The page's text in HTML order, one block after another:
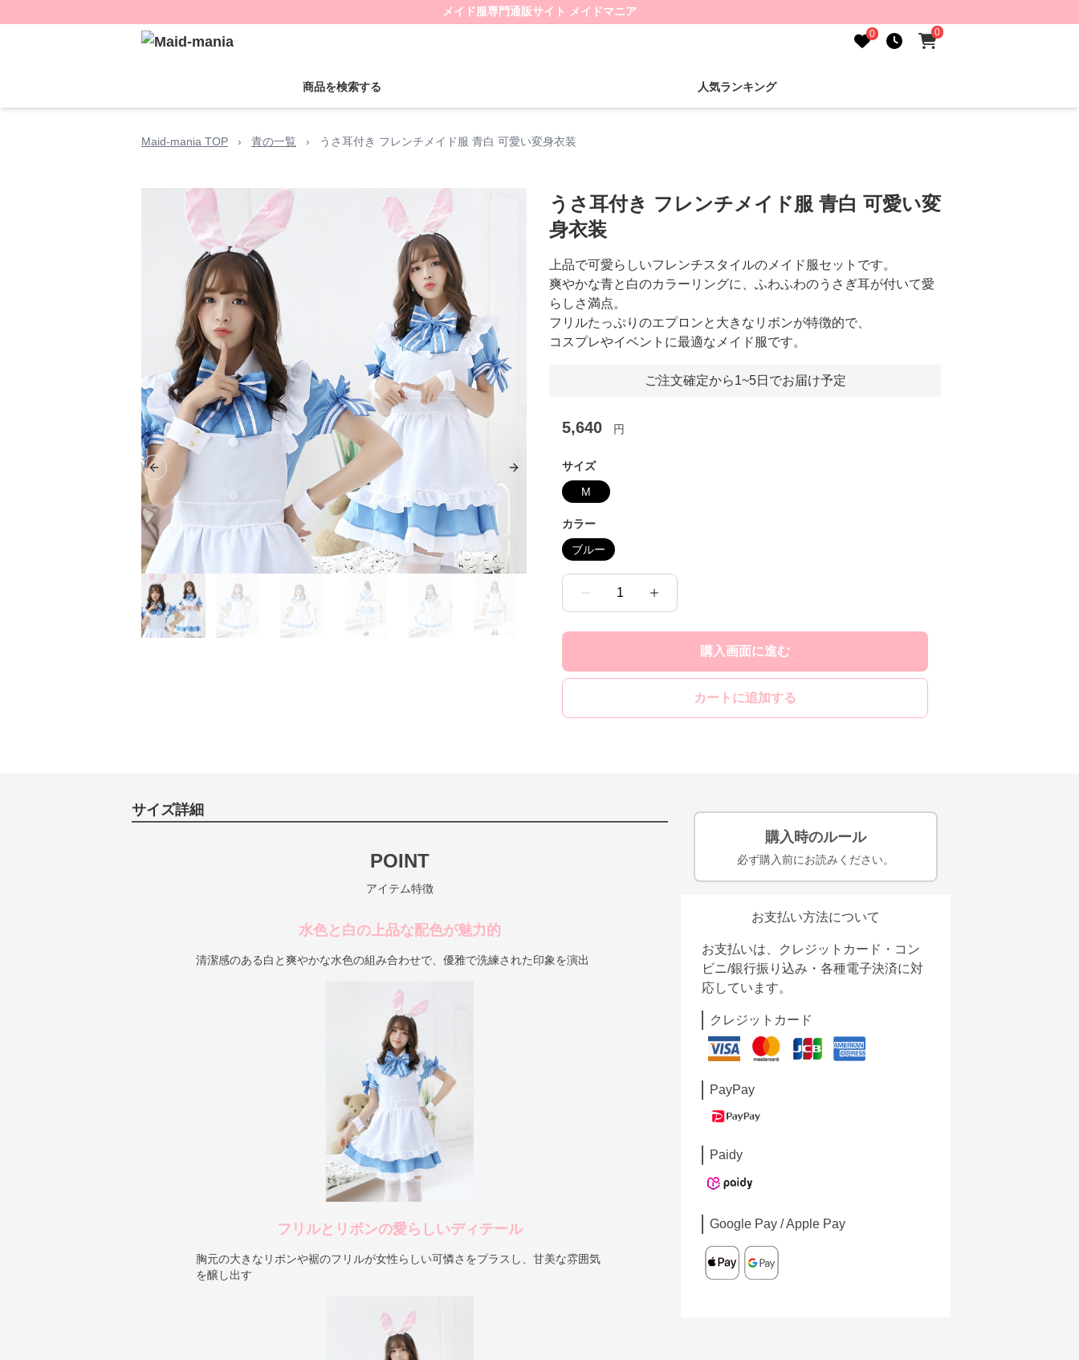
メイド服専門通販サイト メイドマニア
0 0
商品を検索する 人気ランキング
Maid-mania TOP › 青の一覧 › うさ耳付き フレンチメイド服 青白 可愛い変身衣装
Previous slide Next slide
うさ耳付き フレンチメイド服 青白 可愛い変
身衣装
上品で可愛らしいフレンチスタイルのメイド服セットです。
爽やかな青と白のカラーリングに、ふわふわのうさぎ耳が付いて愛
らしさ満点。
フリルたっぷりのエプロンと大きなリボンが特徴的で、
コスプレやイベントに最適なメイド服です。
ご注文確定から1~5日でお届け予定
5,640 円
サイズ
M
カラー
ブルー
1
購入画面に進む
カートに追加する
サイズ詳細
POINT
アイテム特徴
水色と白の上品な配色が魅力的
清潔感のある白と爽やかな水色の組み合わせで、優雅で洗練された印象を演出
フリルとリボンの愛らしいディテール
胸元の大きなリボンや裾のフリルが女性らしい可憐さをプラスし、甘美な雰囲気
を醸し出す
購入時のルール
必ず購入前にお読みください。
お支払い方法について
お支払いは、クレジットカード・コン
ビニ/銀行振り込み・各種電子決済に対
応しています。
クレジットカード
PayPay
Paidy
Google Pay / Apple Pay